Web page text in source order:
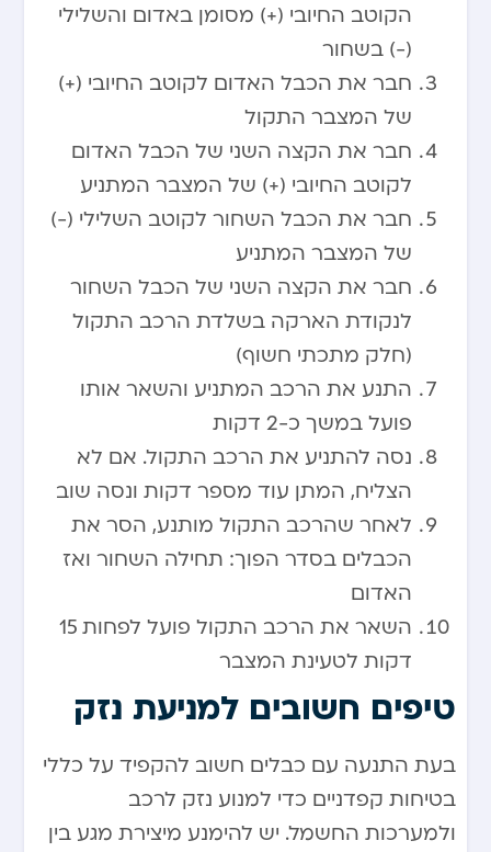
הקוטב החיובי (+) מסומן באדום והשלילי
(-) בשחור
חבר את הכבל האדום לקוטב החיובי (+)
של המצבר התקול
חבר את הקצה השני של הכבל האדום
לקוטב החיובי (+) של המצבר המתניע
חבר את הכבל השחור לקוטב השלילי (-)
של המצבר המתניע
חבר את הקצה השני של הכבל השחור
לנקודת הארקה בשלדת הרכב התקול
(חלק מתכתי חשוף)
התנע את הרכב המתניע והשאר אותו
פועל במשך כ-2 דקות
נסה להתניע את הרכב התקול. אם לא
הצליח, המתן עוד מספר דקות ונסה שוב
לאחר שהרכב התקול מותנע, הסר את
הכבלים בסדר הפוך: תחילה השחור ואז
האדום
השאר את הרכב התקול פועל לפחות 15
דקות לטעינת המצבר
טיפים חשובים למניעת נזק
בעת התנעה עם כבלים חשוב להקפיד על כללי
בטיחות קפדניים כדי למנוע נזק לרכב
ולמערכות החשמל. יש להימנע מיצירת מגע בין